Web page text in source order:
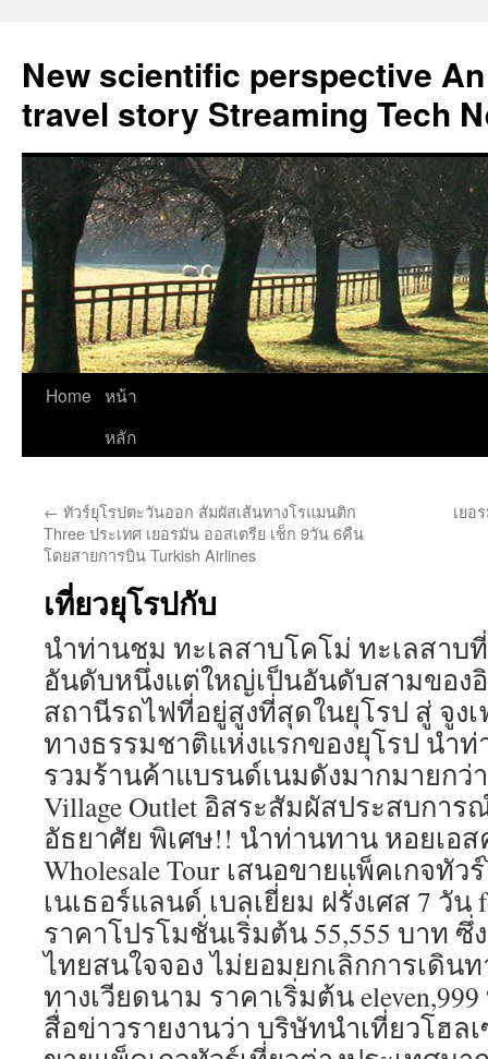
New scientific perspective
travel story Streaming Tech
Skip
Home หน้า
หลัก
← ทัวร์ยุโรปตะวันออก สัมผัสเส้นทางโรแมนติก
Three ประเทศ เยอรมัน ออสเตรีย เช็ก 9วัน 6คืน
โดยสายการบิน Turkish Airlines
เยอ
เที่ยวยุโรปกับ
นำท่านชม ทะเลสาบโคโม่ ทะเลสาบ
อันดับหนึ่งแต่ใหญ่เป็นอันดับสามของ
สถานีรถไฟที่อยู่สูงที่สุดในยุโรป สู่ จูง
ทางธรรมชาติแห่งแรกของยุโรป นำ
รวมร้านค้าแบรนด์เนมดังมากมายกว่า
Village Outlet อิสระสัมผัสประสบกา
อัธยาศัย พิเศษ!! นำท่านทาน หอยเอ
Wholesale Tour เสนอขายแพ็คเกจทัว
เนเธอร์แลนด์ เบลเยี่ยม ฝรั่งเศส 7 วั
ราคาโปรโมชั่นเริ่มต้น 55,555 บาท
ไทยสนใจจอง ไม่ยอมยกเลิกการเดิน
ทางเวียดนาม ราคาเริ่มต้น
สื่อข่าวรายงานว่า บริษัทนำเที่ยวโฮล